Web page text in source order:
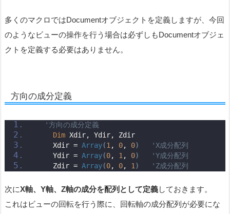
多くのマクロではDocumentオブジェクトを定義しますが、今回
のようなビューの操作を行う場合は必ずしもDocumentオブジェ
クトを定義する必要はありません。
方向の成分定義
'方向の成分定義
Dim Xdir, Ydir, Zdir
    Xdir =
Array(1 , 0, 0)
'X成分配列
    Ydir =
Array(0, 1 , 0)
'Y成分配列
    Zdir =
Array(0, 0, 1 ) 'Z成分配列
次にX軸、Y軸、Z軸の成分を配列として定義しておきます。
これはビューの回転を行う際に、回転軸の成分配列が必要にな